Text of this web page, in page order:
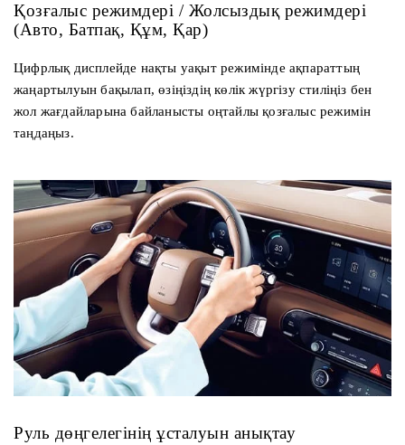
Қозғалыс режимдері / Жолсыздық режимдері
(Авто, Батпақ, Құм, Қар)
Цифрлық дисплейде нақты уақыт режимінде ақпараттың
жаңартылуын бақылап, өзіңіздің көлік жүргізу стиліңіз бен
жол жағдайларына байланысты оңтайлы қозғалыс режимін
таңдаңыз.
Руль дөңгелегінің ұсталуын анықтау